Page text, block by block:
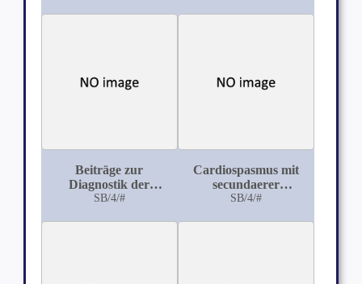
Beiträge zur
Diagnostik der
Hysterie
SB/4/#
Cardiospasmus mit
secundaerer
Dilatation des
SB/4/#